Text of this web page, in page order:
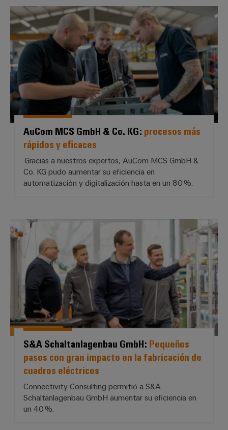
AuCom MCS GmbH & Co. KG: *
AuCom MCS GmbH & Co. KG: procesos más
rápidos y eficaces
Gracias a nuestros expertos, AuCom MCS GmbH &
Co. KG pudo aumentar su eficiencia en
automatización y digitalización hasta en un 80 %.
S&A Schaltanlagenbau GmbH:
S&A Schaltanlagenbau GmbH: Pequeños
pasos con gran impacto en la fabricación de
cuadros eléctricos
Connectivity Consulting permitió a S&A
Schaltanlagenbau GmbH aumentar su eficiencia en
un 40 %.